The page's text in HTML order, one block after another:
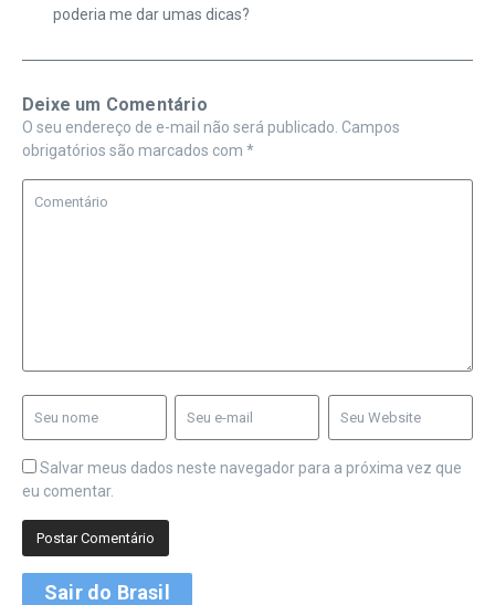
poderia me dar umas dicas?
Deixe um Comentário
O seu endereço de e-mail não será publicado. Campos
obrigatórios são marcados com *
Salvar meus dados neste navegador para a próxima vez que
eu comentar.
Sair do Brasil